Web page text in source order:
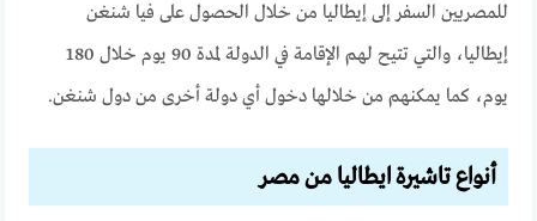
للمصريين السفر إلى إيطاليا من خلال الحصول على فيا شنغن
إيطاليا، والتي تتيح لهم الإقامة في الدولة لمدة 90 يوم خلال 180
يوم، كما يمكنهم من خلالها دخول أي دولة أخرى من دول شنغن.
أنواع تاشيرة ايطاليا من مصر